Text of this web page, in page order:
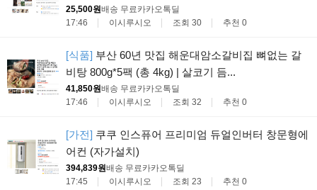
25,500원배송 무료카카오톡딜
17:46
이시루시오 조회 30 추천 0
[식품] 부산 60년 맛집 해운대암소갈비집 뼈없는 갈
비탕 800g*5팩 (총 4kg) | 살코기 듬...
41,850원배송 무료카카오톡딜
17:46
이시루시오 조회 32 추천 0
[가전] 쿠쿠 인스퓨어 프리미엄 듀얼인버터 창문형에
어컨 (자가설치)
394,839원배송 무료카카오톡딜
17:45
이시루시오 조회 23 추천 0